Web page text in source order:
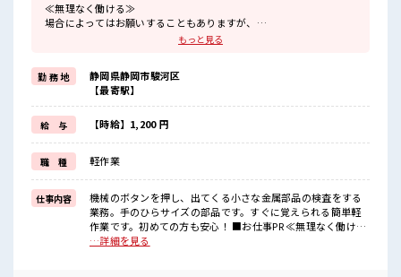
≪無理なく働ける≫
場合によってはお願いすることもありますが、
週末は家族や友人と一緒にプライベート満喫！
≪髪型自由≫
基本的に髪色自由で明るすぎたり奇抜でなければOKです！
(規定有)≪ラクラク制服アリ≫
制服があるので、
毎日の服装の悩み解消♪
≪未経験の方も大カンゲイ≫
新しいことにチャレンジするのは不安だけど、
しっかり働く環境が整っています！
イチからスキルUP・ステップUP目指していきましょう！
■職場の雰囲気
一緒に働く仲間ともなじみやすい少人数の職場☆
もっと見る
勤 務 地
静岡県静岡市駿河区
【最寄駅】
給 与 【時給】1,200 円
職 種 軽作業
仕事内容
機械のボタンを押し、出てくる小さな金属部品の検査をする
業務。手のひらサイズの部品です。すぐに覚えられる簡単軽
作業です。初めての方も安心！ ■お仕事PR ≪無理なく働ける
≫ 場合によってはお願いすることもありますが、 残業はほと
…詳細を見る